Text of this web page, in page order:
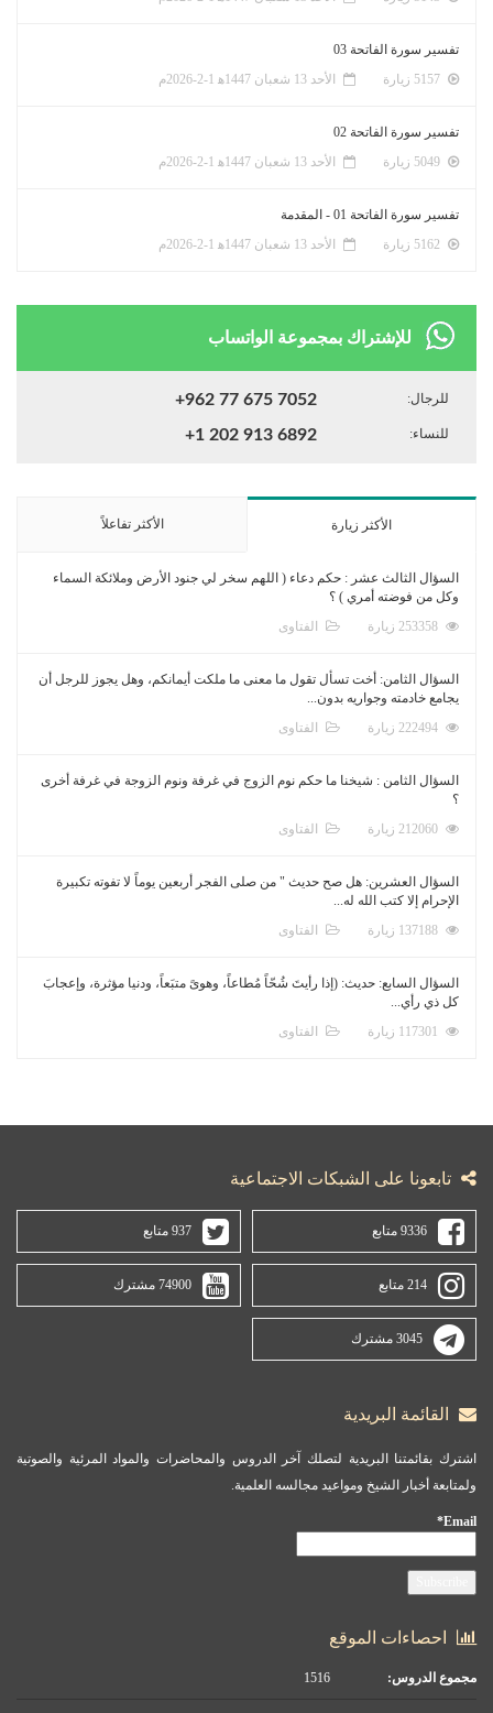
تفسير سورة الفاتحة 03
الأحد 13 شعبان 1447ﻫ 1-2-2026م
تفسير سورة الفاتحة 02
الأحد 13 شعبان 1447ﻫ 1-2-2026م
تفسير سورة الفاتحة 01 - المقدمة
الأحد 13 شعبان 1447ﻫ 1-2-2026م
للإشتراك بمجموعة الواتساب
للرجال: +962 77 675 7052
للنساء: +1 202 913 6892
الأكثر زيارة الأكثر تفاعلاً
السؤال الثالث عشر : حكم دعاء ( اللهم سخر لي جنود الأرض وملائكة السماء
وكل من فوضته أمري ) ؟
الفتاوى
السؤال الثامن: أخت تسأل تقول ما معنى ما ملكت أيمانكم، وهل يجوز للرجل أن
يجامع خادمته وجواريه بدون...
الفتاوى
السؤال الثامن : شيخنا ما حكم نوم الزوج في غرفة ونوم الزوجة في غرفة أخرى
؟
الفتاوى
السؤال العشرين: هل صح حديث " من صلى الفجر أربعين يوماً لا تفوته تكبيرة
الإحرام إلا كتب الله له...
الفتاوى
السؤال السابع: حديث: (إذا رأيتَ شُحّاً مُطاعاً، وهوىً متبَعاً، ودنيا مؤثرة، وإعجابَ
كل ذي رأي...
الفتاوى
تابعونا على الشبكات الاجتماعية
9336 متابع 937 متابع
214 متابع 74900 مشترك
3045 مشترك
القائمة البريدية
اشترك بقائمتنا البريدية لتصلك آخر الدروس والمحاضرات والمواد المرئية والصوتية
ولمتابعة أخبار الشيخ ومواعيد مجالسه العلمية.
Email*
احصاءات الموقع
مجموع الدروس: